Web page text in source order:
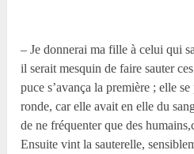
– Je donnerai ma fille à celui qui
il serait mesquin de faire sauter
puce s’avança la première ; elle
ronde, car elle avait en elle du
de ne fréquenter que des
Ensuite vint la sauterelle,